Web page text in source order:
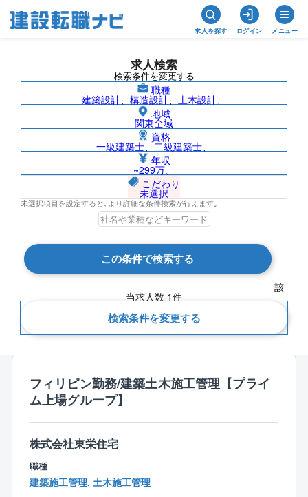
求人を探す ログイン メニュー
求人検索
検索条件を変更する
職種
建築設計、構造設計、土木設計、
地域
関東全域
資格
一級建築士、二級建築士、
年収
~299万、
こだわり
未選択
未選択項目を設定すると､より詳細な条件検索が行えます｡
この条件で検索する
該
当求人数 1件
検索条件を変更する
二級建築士/東南アジアの求人検索結果一
覧
新着順
フィリピン勤務/建築土木施工管理【プライ
ム上場グループ】
株式会社東栄住宅
職種
建築施工管理, 土木施工管理